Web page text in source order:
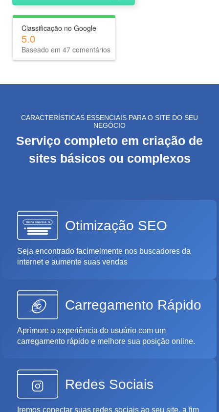
Classificação no Google
5.0
Baseado em 47 comentários
CARACTERÍSTICAS ESSENCIAIS PARA O SITE DO SEU
NEGÓCIO
Serviço completo em criação de
sites básicos ou complexos
Otimização SEO
Seja encontrado facimelmente nos buscadores da
internet e aumente suas vendas
Carregamento Rápido
Aprimore a experiência do usuário com um
carregamento rápido e melhore sua posição online.
Redes Sociais
Iremos conectar suas redes sociais ao seu site, a fim
o
P
o
e
o
WHATSAPP: (62) 99168 - 8014